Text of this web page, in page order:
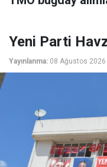
Yeni Parti
Yayınlanma: 08 Ağustos